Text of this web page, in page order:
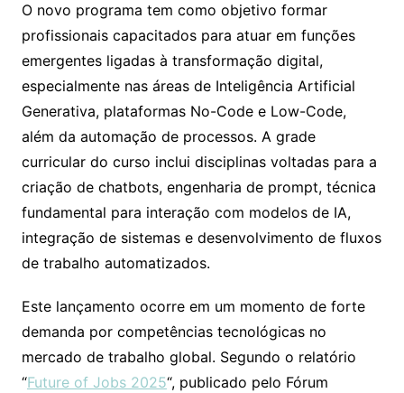
O novo programa tem como objetivo formar
profissionais capacitados para atuar em funções
emergentes ligadas à transformação digital,
especialmente nas áreas de Inteligência Artificial
Generativa, plataformas No-Code e Low-Code,
além da automação de processos. A grade
curricular do curso inclui disciplinas voltadas para a
criação de chatbots, engenharia de prompt, técnica
fundamental para interação com modelos de IA,
integração de sistemas e desenvolvimento de fluxos
de trabalho automatizados.
Este lançamento ocorre em um momento de forte
demanda por competências tecnológicas no
mercado de trabalho global. Segundo o relatório
“Future of Jobs 2025“, publicado pelo Fórum